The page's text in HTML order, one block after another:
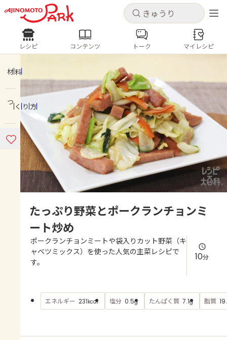
キャンセル
ログインするとレシピを保存できます
ホーム
コンテンツ
レシピ
よくあるお問い合わせ
お買い物
キャンセル
レシピ コンテンツ
人気の食材・レシピ
きゅうり なす トマト
とうもろこし
ピーマン
みょうが ゴーヤ
レシピ コンテンツ トーク マイレシピ
材料
つくり方
たっぷり野菜とポークランチョンミ
ート炒め
ポークランチョンミートや袋入りカット野菜（キ
ャベツミックス）を使った人気の主菜レシピで
す。
10分
エネルギー 231kcal 塩分 0.5g たんぱく質 7.1g 脂質